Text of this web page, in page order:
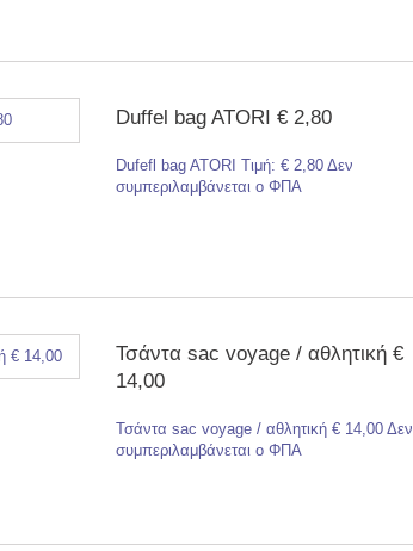
Duffel bag ATORI € 2,80
Dufefl bag ATORI Τιμή: € 2,80 Δεν
συμπεριλαμβάνεται ο ΦΠΑ
Τσάντα sac voyage / αθλητική €
14,00
Τσάντα sac voyage / αθλητική € 14,00 Δεν
συμπεριλαμβάνεται ο ΦΠΑ